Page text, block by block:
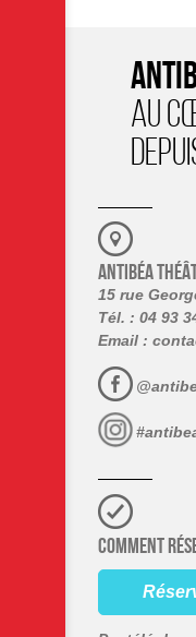
AU
ANTIBÉA
15 rue
Tél. : 04 93
Email :
COMMENT